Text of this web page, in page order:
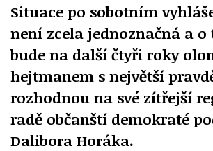
Situace po sobotním
není zcela jednoznačná a o
bude na další čtyři roky
hejtmanem s největší
rozhodnou na své zítřejší
radě občanští demokraté
Dalibora Horáka.